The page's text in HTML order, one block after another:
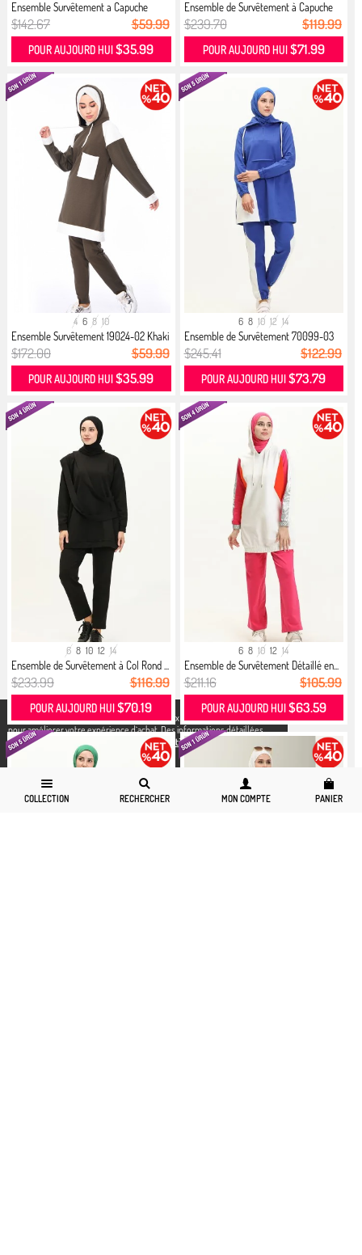
X
Nous utilisons des cookies conformément aux réglementations légales
pour améliorer votre expérience d`achat. Des informations détaillées
peuvent être consultées sur notre page,Politique de cookies
confidentialité.
COLLECTION RECHERCHER MON COMPTE PANIER
Ensemble Survêtement a Capuche
1805...
$142.67 $59.99
POUR AUJOURD HUI$35.99
Ensemble de Survêtement à Capuche
7...
$239.70 $119.99
POUR AUJOURD HUI $71.99
4 6 8 10
Ensemble Survêtement 19024-02 Khaki
$172.00 $59.99
POUR AUJOURD HUI$35.99
6 8 10 12 14
Ensemble de Survêtement 70099-03
Bl...
$245.41 $122.99
POUR AUJOURD HUI$73.79
6 8 10 12 14
Ensemble de Survêtement à Col Rond ...
$233.99 $116.99
POUR AUJOURD HUI$70.19
6 8 10 12 14
Ensemble de Survêtement Détaillé en...
$211.16 $105.99
POUR AUJOURD HUI $63.59